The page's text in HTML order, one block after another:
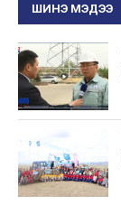
ШИНЭ МЭДЭЭ